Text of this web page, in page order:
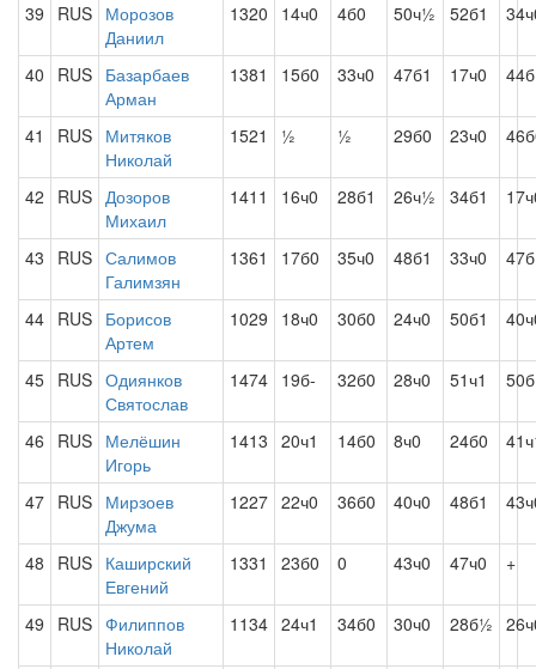
39 RUS Морозов
Даниил
1320 14ч0 4б0 50ч½ 52б1
40 RUS Базарбаев
Арман
1381 15б0 33ч0 47б1 17ч0
41 RUS Митяков
Николай
1521 ½ ½ 29б0 23ч0
42 RUS Дозоров
Михаил
1411 16ч0 28б1 26ч½ 34б1
43 RUS Салимов
Галимзян
1361 17б0 35ч0 48б1 33ч0
44 RUS Борисов
Артем
1029 18ч0 30б0 24ч0 50б1
45 RUS Одиянков
Святослав
1474 19б- 32б0 28ч0 51ч1
46 RUS Мелёшин
Игорь
1413 20ч1 14б0 8ч0 24б0
47 RUS Мирзоев
Джума
1227 22ч0 36б0 40ч0 48б1
48 RUS Каширский
Евгений
1331 23б0 0 43ч0 47ч0 +
49 RUS Филиппов
Николай
1134 24ч1 34б0 30ч0 28б½